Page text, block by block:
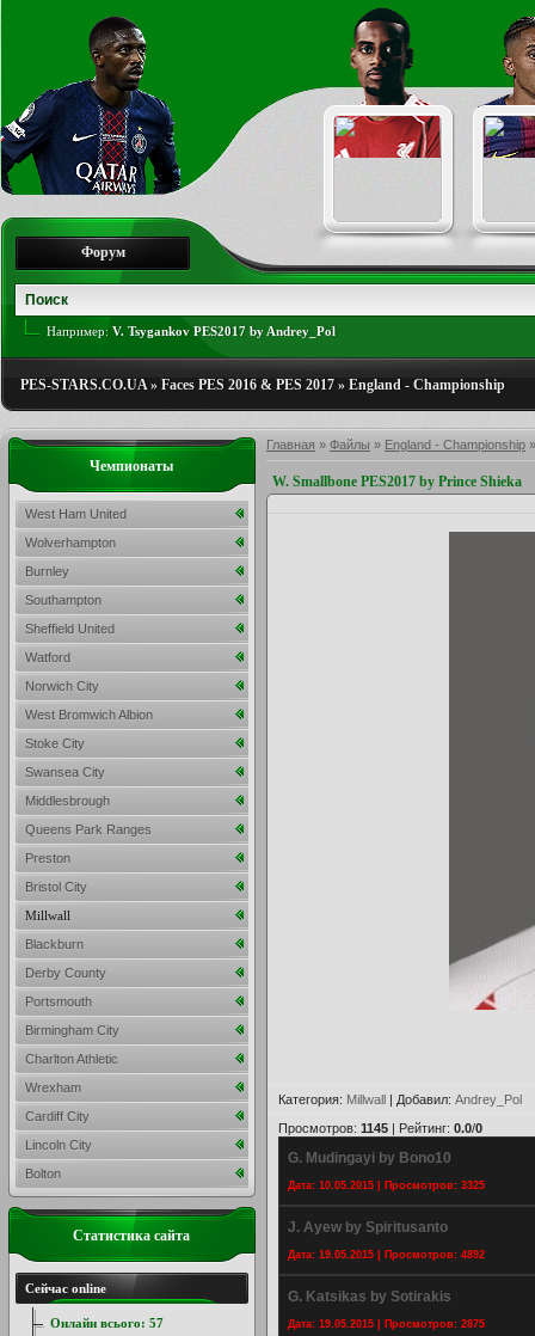
Форум
Например: V. Tsygankov PES2017 by Andrey_Pol
PES-STARS.CO.UA» Faces PES 2016 & PES 2017 » England - Championship
Главная » Файлы » England - Championship
W. Smallbone PES2017 by Prince Shieka
Категория: Millwall | Добавил: Andrey_Pol
Просмотров: 1145 | Рейтинг: 0.0/0
G. Mudingayi by Bono10
Дата: 10.05.2015 | Просмотров: 3325
J. Ayew by Spiritusanto
Дата: 19.05.2015 | Просмотров: 4892
G. Katsikas by Sotirakis
Дата: 19.05.2015 | Просмотров: 2875
Чемпионаты
West Ham United
Wolverhampton
Burnley
Southampton
Sheffield United
Watford
Norwich City
West Bromwich Albion
Stoke City
Swansea City
Middlesbrough
Queens Park Ranges
Preston
Bristol City
Millwall
Blackburn
Derby County
Portsmouth
Birmingham City
Charlton Athletic
Wrexham
Cardiff City
Lincoln City
Bolton
Статистика сайта
Сейчас online
Онлайн всього: 57